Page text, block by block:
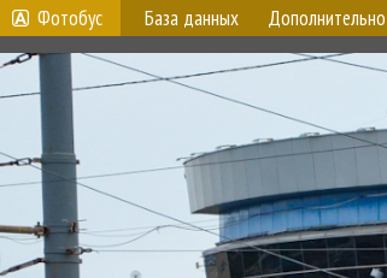
Фотобус База данных Дополнительно